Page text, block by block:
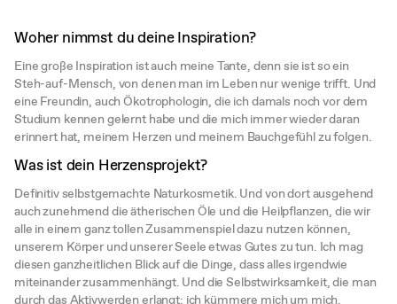
Woher nimmst du deine Inspiration?
Eine große Inspiration ist auch meine Tante, denn sie ist so ein
Steh-auf-Mensch, von denen man im Leben nur wenige trifft. Und
eine Freundin, auch Ökotrophologin, die ich damals noch vor dem
Studium kennen gelernt habe und die mich immer wieder daran
erinnert hat, meinem Herzen und meinem Bauchgefühl zu folgen.
Was ist dein Herzensprojekt?
Definitiv selbstgemachte Naturkosmetik. Und von dort ausgehend
auch zunehmend die ätherischen Öle und die Heilpflanzen, die wir
alle in einem ganz tollen Zusammenspiel dazu nutzen können,
unserem Körper und unserer Seele etwas Gutes zu tun. Ich mag
diesen ganzheitlichen Blick auf die Dinge, dass alles irgendwie
miteinander zusammenhängt. Und die Selbstwirksamkeit, die man
durch das Aktivwerden erlangt: ich kümmere mich um mich.